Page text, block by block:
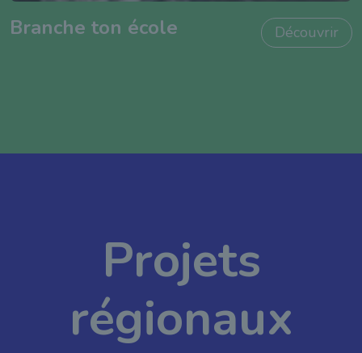
Branche ton école Découvrir
Projets
régionaux